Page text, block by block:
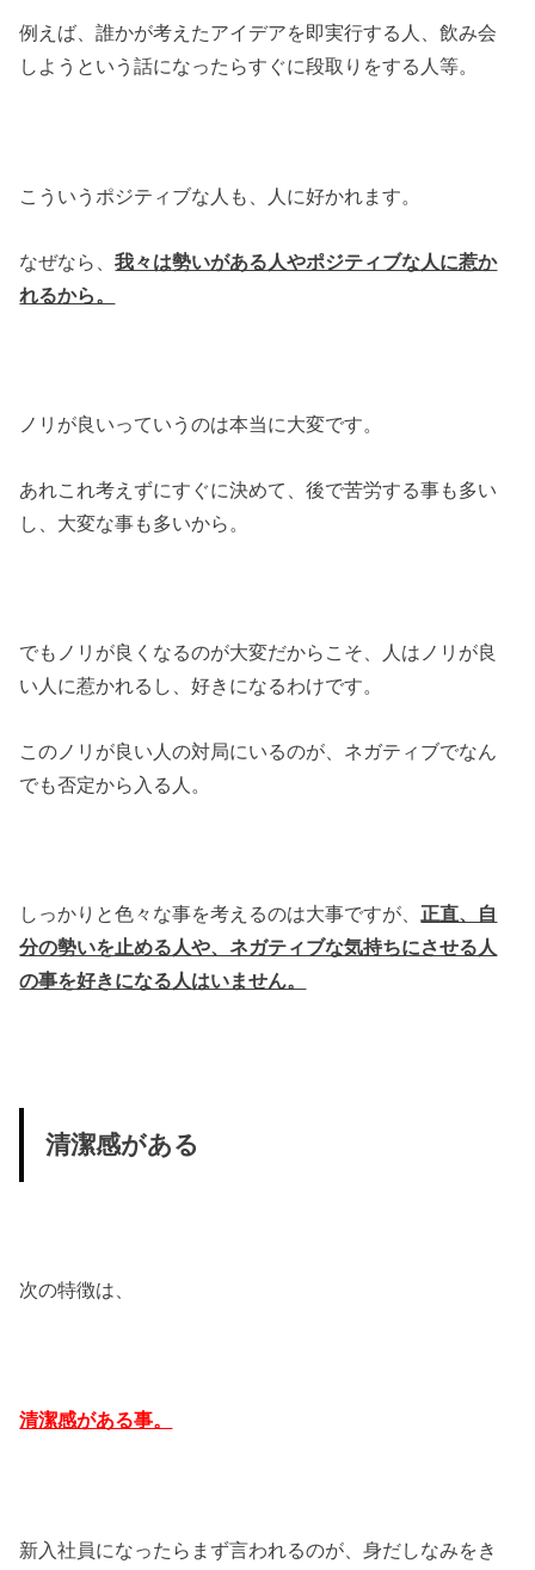
例えば、誰かが考えたアイデアを即実行する人、飲み会
しようという話になったらすぐに段取りをする人等。
こういうポジティブな人も、人に好かれます。
なぜなら、我々は勢いがある人やポジティブな人に惹か
れるから。
ノリが良いっていうのは本当に大変です。
あれこれ考えずにすぐに決めて、後で苦労する事も多い
し、大変な事も多いから。
でもノリが良くなるのが大変だからこそ、人はノリが良
い人に惹かれるし、好きになるわけです。
このノリが良い人の対局にいるのが、ネガティブでなん
でも否定から入る人。
しっかりと色々な事を考えるのは大事ですが、 正直、自
分の勢いを止める人や、ネガティブな気持ちにさせる人
の事を好きになる人はいません。
清潔感がある
次の特徴は、
清潔感がある事。
新入社員になったらまず言われるのが、身だしなみをき